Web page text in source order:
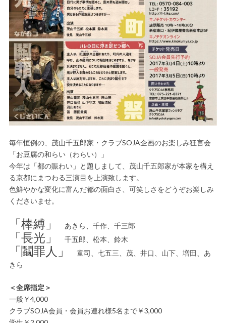
毎年恒例の、茂山千五郎家・クラブSOJA企画のお楽しみ狂言会
「お豆腐の和らい（わらい）」
今年は「都の賑わい」と題しまして、茂山千五郎家が本家を構え
る京都にまつわる三演目を上演致します。
色鮮やかな変化に富んだ都の面白さ、可笑しさをどうぞお楽しみ
くださいませ。
「棒縛」 あきら、千作、千三郎
「長光」 千五郎、松本、鈴木
「鬮罪人」
童司、七五三、茂、井口、山下、増田、あ
きら
＜全席指定＞
一般￥4,000
クラブSOJA会員・会員お連れ様5名まで￥3,000